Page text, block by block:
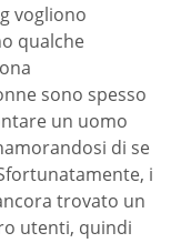
vogliono
qualche
sono spesso
un uomo
di se
i
trovato un
utenti, quindi